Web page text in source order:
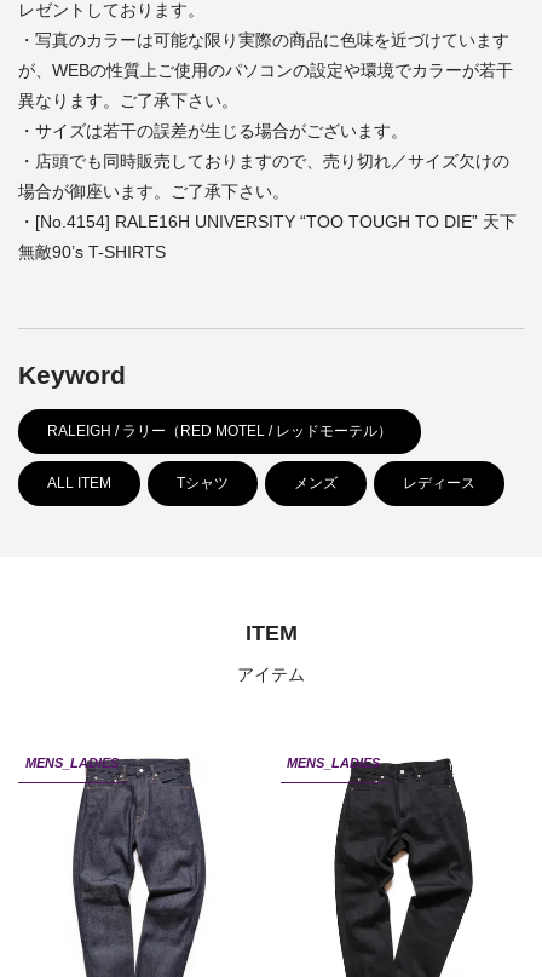
レゼントしております。
・写真のカラーは可能な限り実際の商品に色味を近づけています
が、WEBの性質上ご使用のパソコンの設定や環境でカラーが若干
異なります。ご了承下さい。
・サイズは若干の誤差が生じる場合がございます。
・店頭でも同時販売しておりますので、売り切れ／サイズ欠けの
場合が御座います。ご了承下さい。
・[No.4154] RALE16H UNIVERSITY “TOO TOUGH TO DIE” 天下
無敵90’s T-SHIRTS
Keyword
RALEIGH / ラリー（RED MOTEL / レッドモーテル）
ALL ITEM Tシャツ メンズ レディース
ITEM
アイテム
MENS_LADIES MENS_LADIES